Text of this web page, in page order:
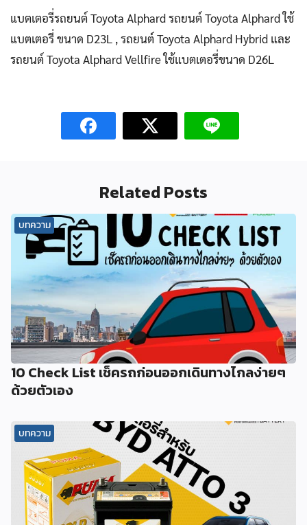
แบตเตอรี่รถยนต์ Toyota Alphard รถยนต์ Toyota Alphard ใช้
แบตเตอรี่ ขนาด D23L , รถยนต์ Toyota Alphard Hybrid และ
รถยนต์ Toyota Alphard Vellfire ใช้แบตเตอรี่ขนาด D26L
Related Posts
บทความ
10 Check List เช็ครถก่อนออกเดินทางไกลง่ายๆ
ด้วยตัวเอง
บทความ